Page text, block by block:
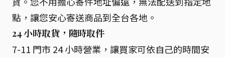
點，讓您安心寄送商品到全台各地。
24 小時取貨，隨時取件
7-11 門市 24 小時營業，讓買家可依自己的時間安